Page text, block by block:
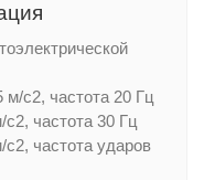
м/с2, частота 20 Гц
частота 30 Гц
частота ударов